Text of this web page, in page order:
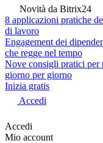
Novità da Bitrix24
8 applicazioni pratiche
di lavoro
Engagement dei
che regge nel tempo
Nove consigli pratici per
giorno per giorno
Inizia gratis
Accedi
Accedi
Mio account